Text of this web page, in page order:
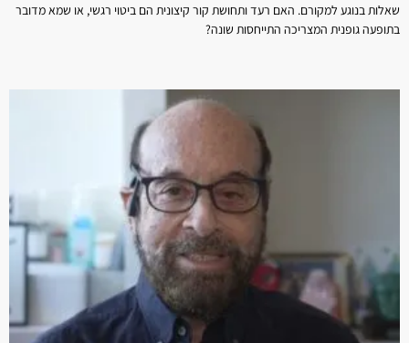
שאלות בנוגע למקורם. האם רעד ותחושת קור קיצונית הם ביטוי רגשי, או שמא מדובר
בתופעה גופנית המצריכה התייחסות שונה?